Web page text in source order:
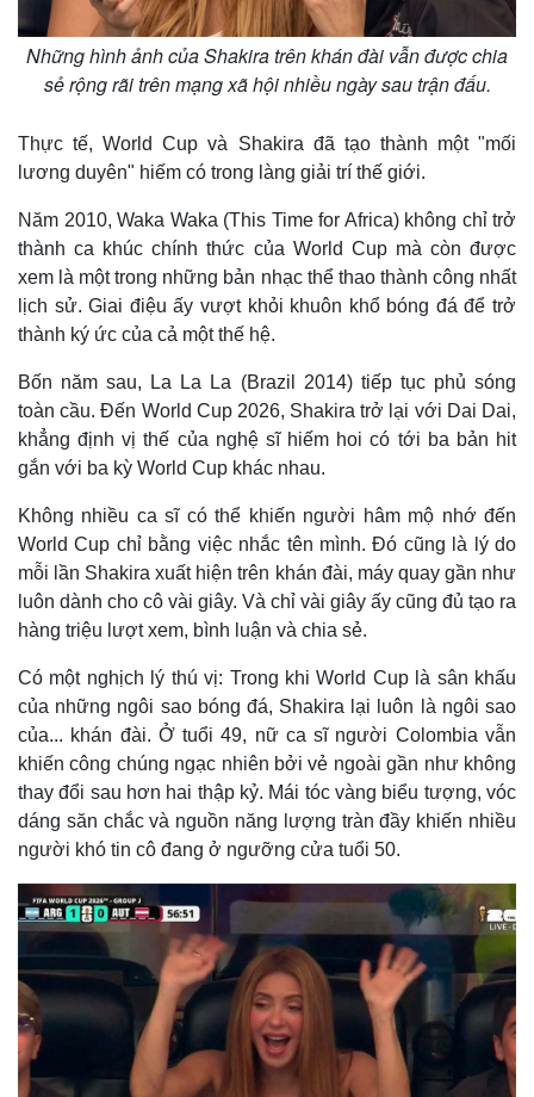
Thế giới
Quan sát
Hồ sơ
Multimedia
Video
E-Magazine
Infographic
Những hình ảnh của Shakira trên khán đài vẫn được chia
sẻ rộng rãi trên mạng xã hội nhiều ngày sau trận đấu.
Thực tế, World Cup và Shakira đã tạo thành một "mối
lương duyên" hiếm có trong làng giải trí thế giới.
Năm 2010, Waka Waka (This Time for Africa) không chỉ trở
thành ca khúc chính thức của World Cup mà còn được
xem là một trong những bản nhạc thể thao thành công nhất
lịch sử. Giai điệu ấy vượt khỏi khuôn khổ bóng đá để trở
thành ký ức của cả một thế hệ.
Bốn năm sau, La La La (Brazil 2014) tiếp tục phủ sóng
toàn cầu. Đến World Cup 2026, Shakira trở lại với Dai Dai,
khẳng định vị thế của nghệ sĩ hiếm hoi có tới ba bản hit
gắn với ba kỳ World Cup khác nhau.
Không nhiều ca sĩ có thể khiến người hâm mộ nhớ đến
World Cup chỉ bằng việc nhắc tên mình. Đó cũng là lý do
mỗi lần Shakira xuất hiện trên khán đài, máy quay gần như
luôn dành cho cô vài giây. Và chỉ vài giây ấy cũng đủ tạo ra
hàng triệu lượt xem, bình luận và chia sẻ.
Có một nghịch lý thú vị: Trong khi World Cup là sân khấu
của những ngôi sao bóng đá, Shakira lại luôn là ngôi sao
của... khán đài. Ở tuổi 49, nữ ca sĩ người Colombia vẫn
khiến công chúng ngạc nhiên bởi vẻ ngoài gần như không
thay đổi sau hơn hai thập kỷ. Mái tóc vàng biểu tượng, vóc
dáng săn chắc và nguồn năng lượng tràn đầy khiến nhiều
người khó tin cô đang ở ngưỡng cửa tuổi 50.